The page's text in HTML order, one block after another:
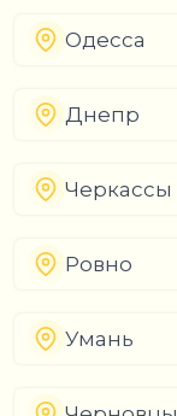
Одесса
Днепр
Черкассы
Ровно
Умань